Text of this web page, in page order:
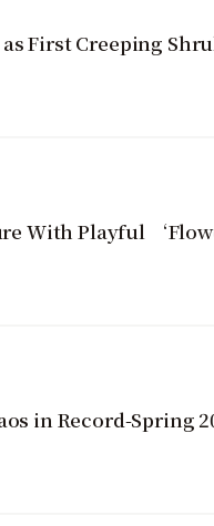
First Creeping
With Playful
in Record-Spring